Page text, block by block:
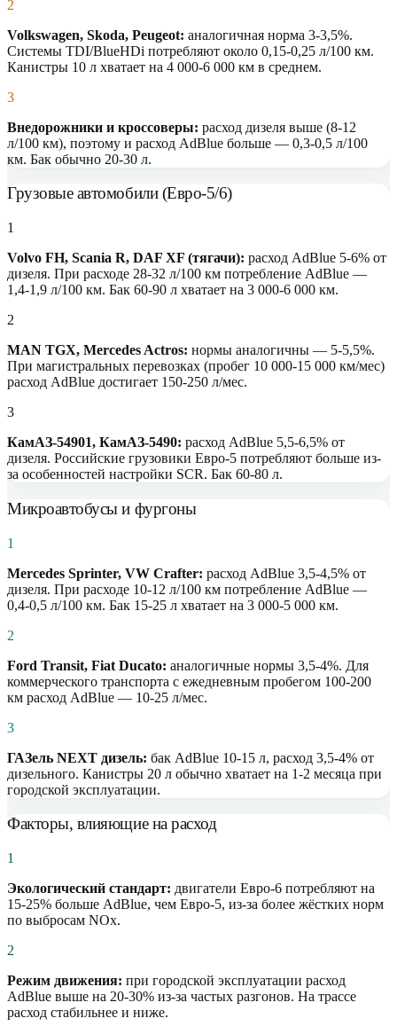
2
Volkswagen, Skoda, Peugeot: аналогичная норма 3-3,5%.
Системы TDI/BlueHDi потребляют около 0,15-0,25 л/100 км.
Канистры 10 л хватает на 4 000-6 000 км в среднем.
3
Внедорожники и кроссоверы: расход дизеля выше (8-12
л/100 км), поэтому и расход AdBlue больше — 0,3-0,5 л/100
км. Бак обычно 20-30 л.
Грузовые автомобили (Евро-5/6)
1
Volvo FH, Scania R, DAF XF (тягачи): расход AdBlue 5-6% от
дизеля. При расходе 28-32 л/100 км потребление AdBlue —
1,4-1,9 л/100 км. Бак 60-90 л хватает на 3 000-6 000 км.
2
MAN TGX, Mercedes Actros: нормы аналогичны — 5-5,5%.
При магистральных перевозках (пробег 10 000-15 000 км/мес)
расход AdBlue достигает 150-250 л/мес.
3
КамАЗ-54901, КамАЗ-5490: расход AdBlue 5,5-6,5% от
дизеля. Российские грузовики Евро-5 потребляют больше из-
за особенностей настройки SCR. Бак 60-80 л.
Микроавтобусы и фургоны
1
Mercedes Sprinter, VW Crafter: расход AdBlue 3,5-4,5% от
дизеля. При расходе 10-12 л/100 км потребление AdBlue —
0,4-0,5 л/100 км. Бак 15-25 л хватает на 3 000-5 000 км.
2
Ford Transit, Fiat Ducato: аналогичные нормы 3,5-4%. Для
коммерческого транспорта с ежедневным пробегом 100-200
км расход AdBlue — 10-25 л/мес.
3
ГАЗель NEXT дизель: бак AdBlue 10-15 л, расход 3,5-4% от
дизельного. Канистры 20 л обычно хватает на 1-2 месяца при
городской эксплуатации.
Факторы, влияющие на расход
1
Экологический стандарт: двигатели Евро-6 потребляют на
15-25% больше AdBlue, чем Евро-5, из-за более жёстких норм
по выбросам NOx.
2
Режим движения: при городской эксплуатации расход
AdBlue выше на 20-30% из-за частых разгонов. На трассе
расход стабильнее и ниже.